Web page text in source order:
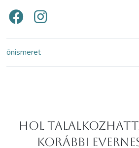
önismeret
Hol
korábbi